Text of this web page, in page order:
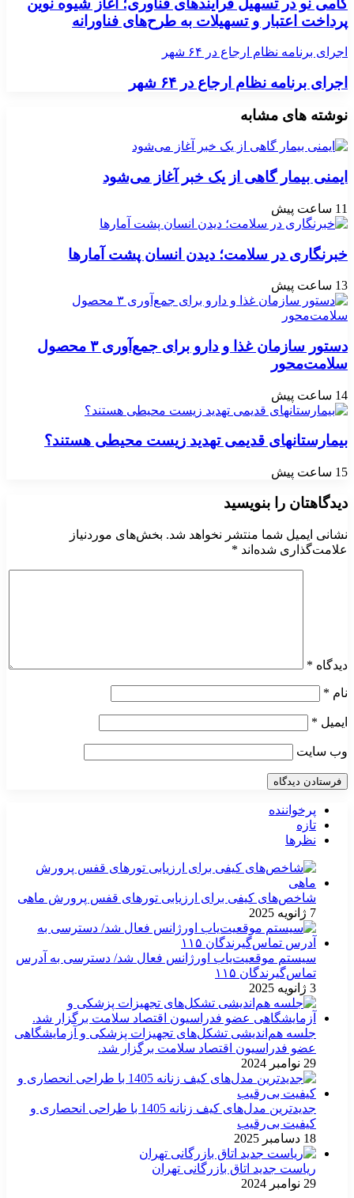
پرداخت اعتبار و تسهیلات به طرح‌های فناورانه
اجرای برنامه نظام ارجاع در ۶۴ شهر
اجرای برنامه نظام ارجاع در ۶۴ شهر
نوشته های مشابه
ایمنی بیمار گاهی از یک خبر آغاز می‌شود
11 ساعت پیش
خبرنگاری در سلامت؛ دیدن انسان پشت آمارها
13 ساعت پیش
دستور سازمان غذا و دارو برای جمع‌آوری ۳ محصول
سلامت‌محور
14 ساعت پیش
بیمارستانهای قدیمی تهدید زیست محیطی هستند؟
15 ساعت پیش
دیدگاهتان را بنویسید
نشانی ایمیل شما منتشر نخواهد شد. بخش‌های موردنیاز
علامت‌گذاری شده‌اند *
دیدگاه *
نام *
ایمیل *
وب‌ سایت
پرخواننده
تازه
نظرها
شاخص‌های کیفی برای ارزیابی تورهای قفس پرورش ماهی
7 ژانویه 2025
سیستم موقعیت‌یاب اورژانس فعال شد/ دسترسی به آدرس
تماس‌گیرندگان ۱۱۵
3 ژانویه 2025
جلسه هم‌اندیشی تشکل‌های تجهیزات پزشکی و آزمایشگاهی
عضو فدراسیون اقتصاد سلامت برگزار شد.
29 نوامبر 2024
جدیدترین مدل‌های کیف زنانه 1405 با طراحی انحصاری و
کیفیت بی‌رقیب
18 دسامبر 2025
ریاست جدید اتاق بازرگانی تهران
29 نوامبر 2024